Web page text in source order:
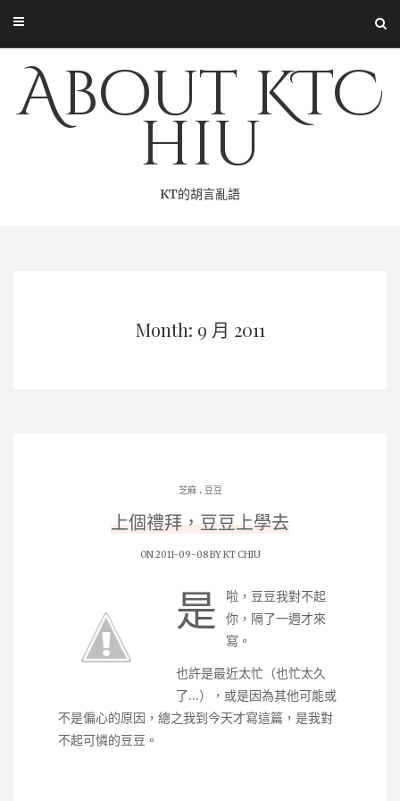
content
About KTC
hiu
KT的胡言亂語
Month: 9 月 2011
芝麻. 豆豆
上個禮拜，豆豆上學去
ON 2011-09-08 BYKT CHIU
是
啦，豆豆我對不起
你，隔了一週才來
寫。
也許是最近太忙（也忙太久
了…），或是因為其他可能或
不是偏心的原因，總之我到今天才寫這篇，是我對
不起可憐的豆豆。